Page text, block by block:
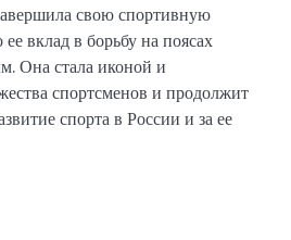
свою спортивную
вклад в борьбу на поясах
Она стала иконой и
спортсменов и продолжит
спорта в России и за ее